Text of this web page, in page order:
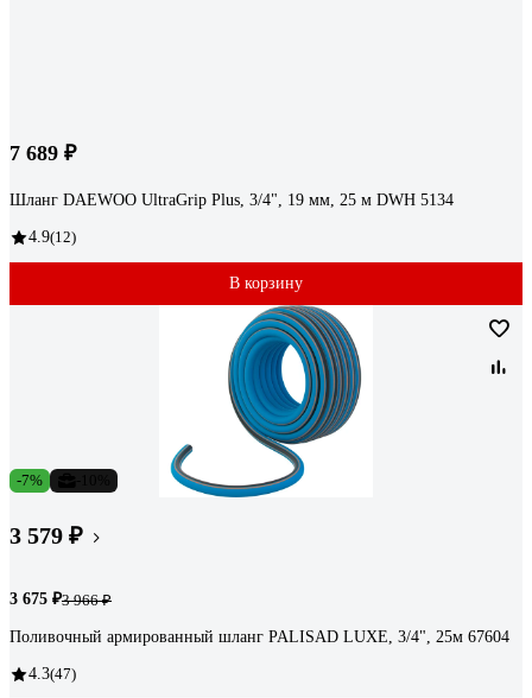
7 689 ₽
Шланг DAEWOO UltraGrip Plus, 3/4", 19 мм, 25 м DWH 5134
4.9(12)
В корзину
-7%
3 579 ₽
3 675 ₽3 966 ₽
Поливочный армированный шланг PALISAD LUXE, 3/4", 25м 67604
4.3(47)